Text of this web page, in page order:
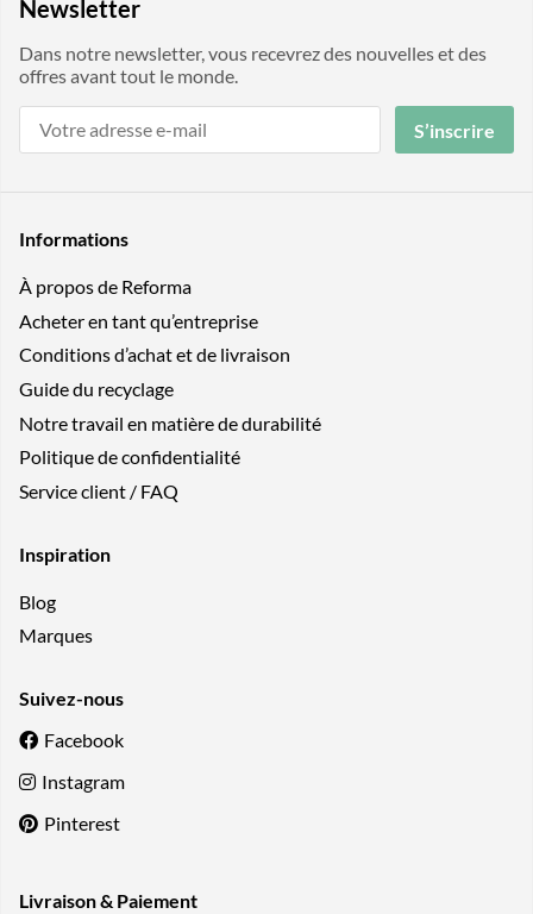
Newsletter
Dans notre newsletter, vous recevrez des nouvelles et des
offres avant tout le monde.
S’inscrire
Informations
À propos de Reforma
Acheter en tant qu’entreprise
Conditions d’achat et de livraison
Guide du recyclage
Notre travail en matière de durabilité
Politique de confidentialité
Service client / FAQ
Inspiration
Blog
Marques
Suivez-nous
Facebook
Instagram
Pinterest
Livraison & Paiement